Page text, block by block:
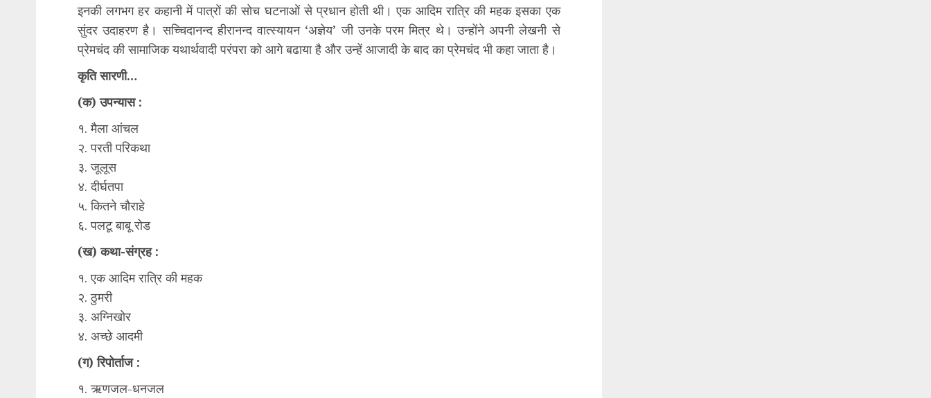
इनकी लगभग हर कहानी में पात्रों की सोच घटनाओं से प्रधान होती थी। एक आदिम रात्रि की महक इसका एक
सुंदर उदाहरण है। सच्चिदानन्द हीरानन्द वात्स्यायन ‘अज्ञेय’ जी उनके परम मित्र थे। उन्होंने अपनी लेखनी से
प्रेमचंद की सामाजिक यथार्थवादी परंपरा को आगे बढाया है और उन्हें आजादी के बाद का प्रेमचंद भी कहा जाता है।
कृति सारणी…
(क) उपन्यास :
१. मैला आंचल
२. परती परिकथा
३. जूलूस
४. दीर्घतपा
५. कितने चौराहे
६. पलटू बाबू रोड
(ख) कथा-संग्रह :
१. एक आदिम रात्रि की महक
२. ठुमरी
३. अग्निखोर
४. अच्छे आदमी
(ग) रिपोर्ताज :
१. ऋणजल-धनजल